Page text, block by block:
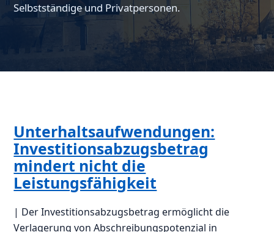
Selbstständige und Privatpersonen.
Unterhaltsaufwendungen:
Investitionsabzugsbetrag
mindert nicht die
Leistungsfähigkeit
| Der Investitionsabzugsbetrag ermöglicht die
Verlagerung von Abschreibungspotenzial in